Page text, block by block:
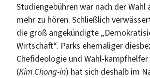
Studiengebühren war nach der Wahl
mehr zu hören. Schließlich
die groß angekündigte
Wirtschaft“. Parks ehemaliger
Chefideologie und Wahl-
(Kim Chong-in) hat sich deshalb im